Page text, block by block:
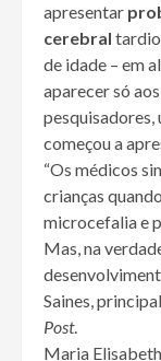
apresentar
cerebral
de idade – em
aparecer só
pesquisadores,
começou a
“Os médicos
crianças
microcefalia e
Mas, na
Saines,
Post.
Maria